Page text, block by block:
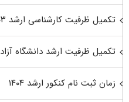
تکمیل ظرفیت کارشناسی ارشد ۱۴۰۳
تکمیل ظرفیت ارشد دانشگاه آزاد ۱۴۰۳
زمان ثبت نام کنکور ارشد ۱۴۰۴